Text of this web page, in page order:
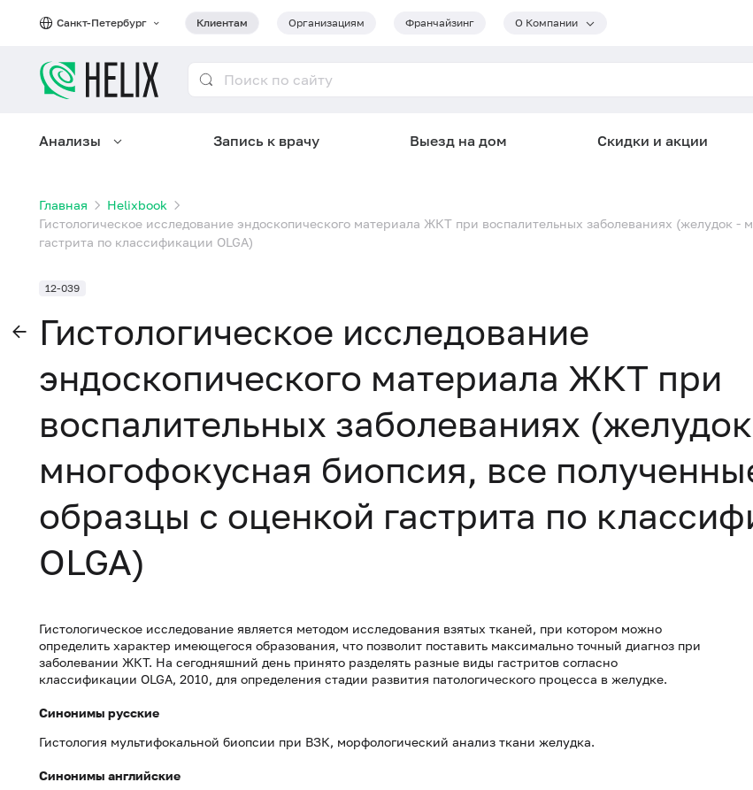
Санкт-Петербург Клиентам Организациям Франчайзинг О Компании
Анализы Запись к врачу Выезд на дом Скидки и акции
Главная
Helixbook
Гистологическое исследование эндоскопического материала ЖКТ при воспалительных заболеваниях (желудок
гастрита по классификации OLGA)
12-039
Гистологическое исследование
эндоскопического материала ЖКТ при
воспалительных заболеваниях
многофокусная биопсия, все
образцы с оценкой гастрита по
OLGA)
Гистологическое исследование является методом исследования взятых тканей, при котором можно
определить характер имеющегося образования, что позволит поставить максимально точный диагноз при
заболевании ЖКТ. На сегодняшний день принято разделять разные виды гастритов согласно
классификации OLGA, 2010, для определения стадии развития патологического процесса в желудке.
Синонимы русские
Гистология мультифокальной биопсии при ВЗК, морфологический анализ ткани желудка.
Синонимы английские